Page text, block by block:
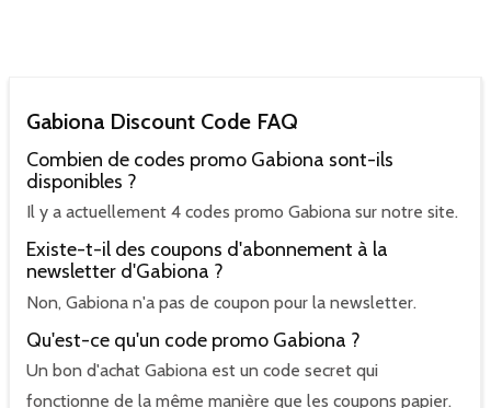
Gabiona Discount Code FAQ
Combien de codes promo Gabiona sont-ils
disponibles ?
Il y a actuellement 4 codes promo Gabiona sur notre site.
Existe-t-il des coupons d'abonnement à la
newsletter d'Gabiona ?
Non, Gabiona n'a pas de coupon pour la newsletter.
Qu'est-ce qu'un code promo Gabiona ?
Un bon d'achat Gabiona est un code secret qui
fonctionne de la même manière que les coupons papier.